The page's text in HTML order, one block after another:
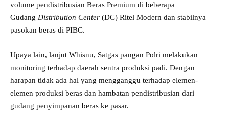
volume pendistribusian Beras Premium di beberapa
Gudang Distribution Center (DC) Ritel Modern dan stabilnya
pasokan beras di PIBC.
Upaya lain, lanjut Whisnu, Satgas pangan Polri melakukan
monitoring terhadap daerah sentra produksi padi. Dengan
harapan tidak ada hal yang mengganggu terhadap elemen-
elemen produksi beras dan hambatan pendistribusian dari
gudang penyimpanan beras ke pasar.